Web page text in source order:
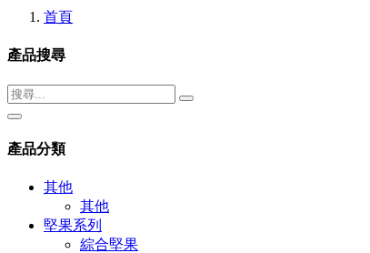
首頁
產品搜尋
產品分類
其他
其他
堅果系列
綜合堅果